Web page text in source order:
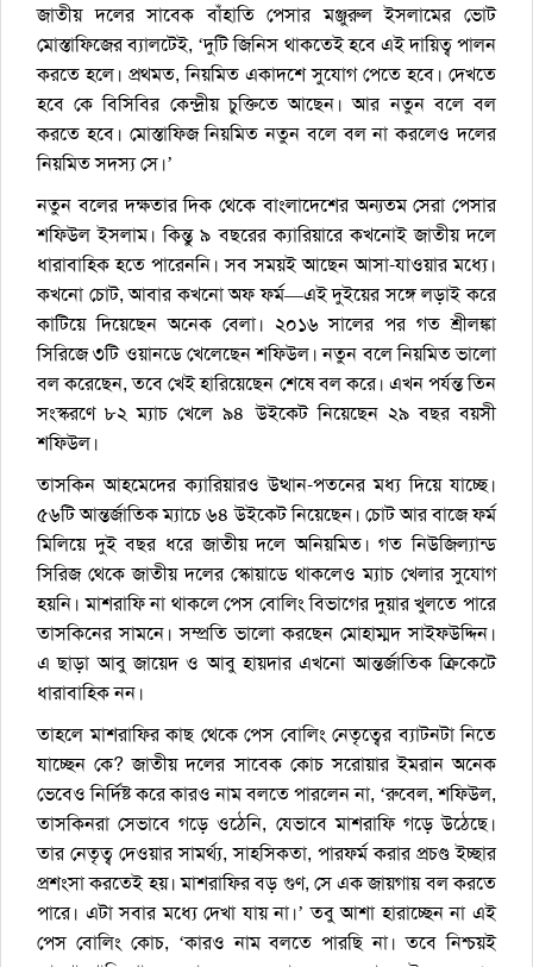
জাতীয় দলের সাবেক বাঁহাতি পেসার মঞ্জুরুল ইসলামের ভোট
মোস্তাফিজের ব্যালটেই, ‘দুটি জিনিস থাকতেই হবে এই দায়িত্ব পালন
করতে হলে। প্রথমত, নিয়মিত একাদশে সুযোগ পেতে হবে। দেখতে
হবে কে বিসিবির কেন্দ্রীয় চুক্তিতে আছেন। আর নতুন বলে বল
করতে হবে। মোস্তাফিজ নিয়মিত নতুন বলে বল না করলেও দলের
নিয়মিত সদস্য সে।’
নতুন বলের দক্ষতার দিক থেকে বাংলাদেশের অন্যতম সেরা পেসার
শফিউল ইসলাম। কিন্তু ৯ বছরের ক্যারিয়ারে কখনোই জাতীয় দলে
ধারাবাহিক হতে পারেননি। সব সময়ই আছেন আসা-যাওয়ার মধ্যে।
কখনো চোট, আবার কখনো অফ ফর্ম—এই দুইয়ের সঙ্গে লড়াই করে
কাটিয়ে দিয়েছেন অনেক বেলা। ২০১৬ সালের পর গত শ্রীলঙ্কা
সিরিজে ৩টি ওয়ানডে খেলেছেন শফিউল। নতুন বলে নিয়মিত ভালো
বল করেছেন, তবে খেই হারিয়েছেন শেষে বল করে। এখন পর্যন্ত তিন
সংস্করণে ৮২ ম্যাচ খেলে ৯৪ উইকেট নিয়েছেন ২৯ বছর বয়সী
শফিউল।
তাসকিন আহমেদের ক্যারিয়ারও উত্থান-পতনের মধ্য দিয়ে যাচ্ছে।
৫৬টি আন্তর্জাতিক ম্যাচে ৬৪ উইকেট নিয়েছেন। চোট আর বাজে ফর্ম
মিলিয়ে দুই বছর ধরে জাতীয় দলে অনিয়মিত। গত নিউজিল্যান্ড
সিরিজ থেকে জাতীয় দলের স্কোয়াডে থাকলেও ম্যাচ খেলার সুযোগ
হয়নি। মাশরাফি না থাকলে পেস বোলিং বিভাগের দুয়ার খুলতে পারে
তাসকিনের সামনে। সম্প্রতি ভালো করছেন মোহাম্মদ সাইফউদ্দিন।
এ ছাড়া আবু জায়েদ ও আবু হায়দার এখনো আন্তর্জাতিক ক্রিকেটে
ধারাবাহিক নন।
তাহলে মাশরাফির কাছ থেকে পেস বোলিং নেতৃত্বের ব্যাটনটা নিতে
যাচ্ছেন কে? জাতীয় দলের সাবেক কোচ সরোয়ার ইমরান অনেক
ভেবেও নির্দিষ্ট করে কারও নাম বলতে পারলেন না, ‘রুবেল, শফিউল,
তাসকিনরা সেভাবে গড়ে ওঠেনি, যেভাবে মাশরাফি গড়ে উঠেছে।
তার নেতৃত্ব দেওয়ার সামর্থ্য, সাহসিকতা, পারফর্ম করার প্রচণ্ড ইচ্ছার
প্রশংসা করতেই হয়। মাশরাফির বড় গুণ, সে এক জায়গায় বল করতে
পারে। এটা সবার মধ্যে দেখা যায় না।’ তবু আশা হারাচ্ছেন না এই
পেস বোলিং কোচ, ‘কারও নাম বলতে পারছি না। তবে নিশ্চয়ই